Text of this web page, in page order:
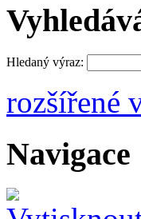
Hledaný výraz:
rozšířené
Navigace